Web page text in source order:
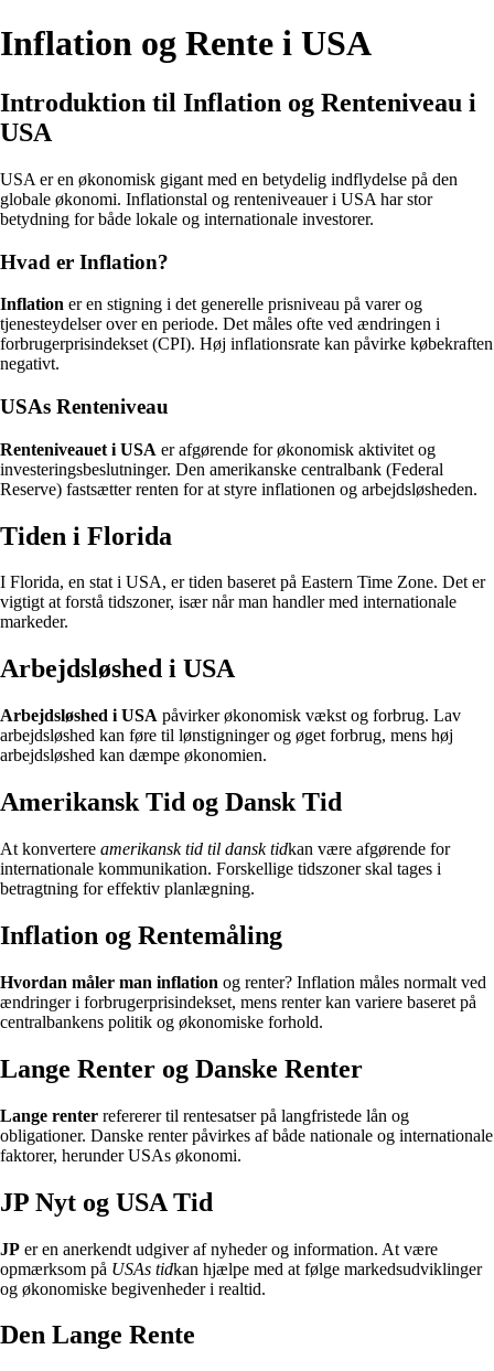
Inflation og Rente i USA
Introduktion til Inflation og Renteniveau i
USA
USA er en økonomisk gigant med en betydelig indflydelse på den
globale økonomi. Inflationstal og renteniveauer i USA har stor
betydning for både lokale og internationale investorer.
Hvad er Inflation?
Inflation er en stigning i det generelle prisniveau på varer og
tjenesteydelser over en periode. Det måles ofte ved ændringen i
forbrugerprisindekset (CPI). Høj inflationsrate kan påvirke købekraften
negativt.
USAs Renteniveau
Renteniveauet i USA er afgørende for økonomisk aktivitet og
investeringsbeslutninger. Den amerikanske centralbank (Federal
Reserve) fastsætter renten for at styre inflationen og arbejdsløsheden.
Tiden i Florida
I Florida, en stat i USA, er tiden baseret på Eastern Time Zone. Det er
vigtigt at forstå tidszoner, især når man handler med internationale
markeder.
Arbejdsløshed i USA
Arbejdsløshed i USA påvirker økonomisk vækst og forbrug. Lav
arbejdsløshed kan føre til lønstigninger og øget forbrug, mens høj
arbejdsløshed kan dæmpe økonomien.
Amerikansk Tid og Dansk Tid
At konvertere amerikansk tid til dansk tidkan være afgørende for
internationale kommunikation. Forskellige tidszoner skal tages i
betragtning for effektiv planlægning.
Inflation og Rentemåling
Hvordan måler man inflation og renter? Inflation måles normalt ved
ændringer i forbrugerprisindekset, mens renter kan variere baseret på
centralbankens politik og økonomiske forhold.
Lange Renter og Danske Renter
Lange renter refererer til rentesatser på langfristede lån og
obligationer. Danske renter påvirkes af både nationale og internationale
faktorer, herunder USAs økonomi.
JP Nyt og USA Tid
JP er en anerkendt udgiver af nyheder og information. At være
opmærksom på USAs tidkan hjælpe med at følge markedsudviklinger
og økonomiske begivenheder i realtid.
Den Lange Rente